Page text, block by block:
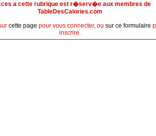
a cette rubrique est r�serv�e aux membres de
TableDesCalories.com
cette page pour vous connecter, ou sur ce formulaire
inscrire.